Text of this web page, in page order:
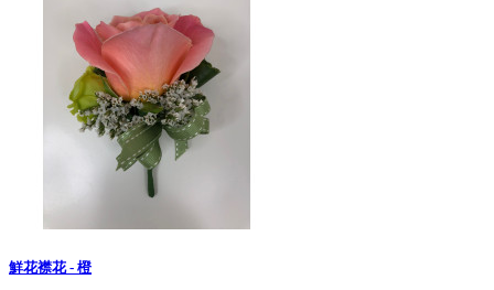
鮮花襟花 - 橙